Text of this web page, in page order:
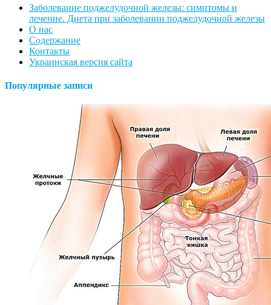
Заболевание поджелудочной железы: симптомы и
лечение. Диета при заболевании поджелудочной железы
О нас
Содержание
Контакты
Украинская версия сайта
Популярные записи